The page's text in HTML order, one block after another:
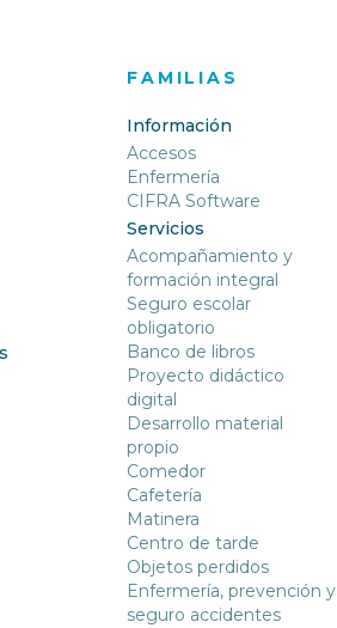
FAMILIAS
Información
Accesos
Enfermería
CIFRA Software
Servicios
Acompañamiento y
formación integral
Seguro escolar
obligatorio
Banco de libros
Proyecto didáctico
digital
Desarrollo material
propio
Comedor
Cafetería
Matinera
Centro de tarde
Objetos perdidos
Enfermería, prevención y
seguro accidentes